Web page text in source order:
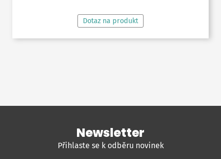
Dotaz na produkt
Newsletter
Přihlaste se k odběru novinek